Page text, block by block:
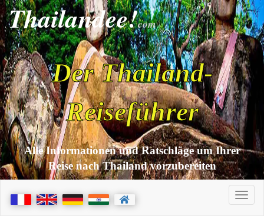
Thailandee!com
Der Thailand-
Reiseführer
Alle Informationen und Ratschläge um Ihrer
Reise nach Thailand vorzubereiten